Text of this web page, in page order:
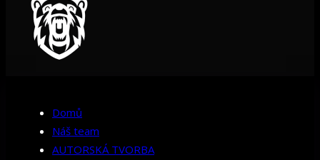
Domů
Náš team
AUTORSKÁ TVORBA